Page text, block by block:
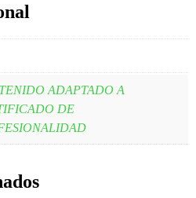
ADAPTADO A
DE